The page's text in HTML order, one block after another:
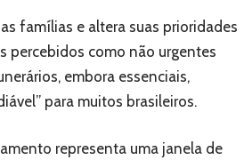
famílias e altera suas prioridades
percebidos como não urgentes
embora essenciais,
para muitos brasileiros.
representa uma janela de